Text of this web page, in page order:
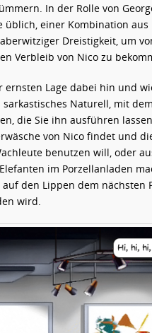
In der Rolle von
üblich, einer Kombination
Dreistigkeit, um
Verbleib von Nico zu
ernsten Lage dabei hin und
sarkastisches Naturell, mit
die Sie ihn ausführen
von Nico findet und
benutzen will, oder
im Porzellanladen
den Lippen dem nächsten
wird.